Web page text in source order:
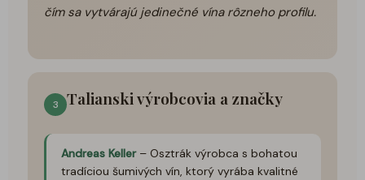
čím sa vytvárajú jedinečné vína rôzneho profilu.
3 Talianski výrobcovia a značky
Andreas Keller– Osztrák výrobca s bohatou
tradíciou šumivých vín, ktorý vyrába kvalitné